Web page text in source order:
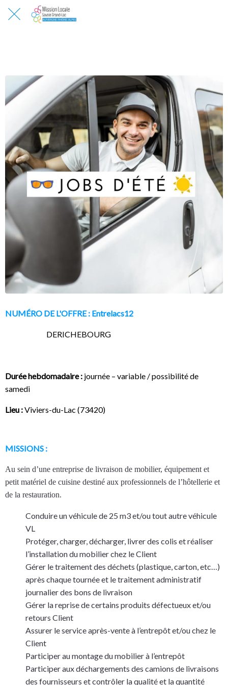
NUMÉRO DE L'OFFRE : Entrelacs12
DERICHEBOURG
Durée hebdomadaire : journée – variable / possibilité de
samedi
Lieu :Viviers-du-Lac (73420)
MISSIONS :
Au sein d’une entreprise de livraison de mobilier, équipement et
petit matériel de cuisine destiné aux professionnels de l’hôtellerie et
de la restauration.
Conduire un véhicule de 25 m3 et/ou tout autre véhicule
VL
Protéger, charger, décharger, livrer des colis et réaliser
l’installation du mobilier chez le Client
Gérer le traitement des déchets (plastique, carton, etc…)
après chaque tournée et le traitement administratif
journalier des bons de livraison
Gérer la reprise de certains produits défectueux et/ou
retours Client
Assurer le service après-vente à l’entrepôt et/ou chez le
Client
Participer au montage du mobilier à l’entrepôt
Participer aux déchargements des camions de livraisons
des fournisseurs et contrôler la qualité et la quantité